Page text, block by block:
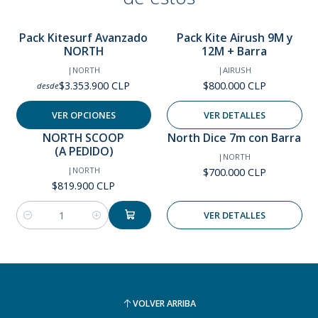
porque muchos buscan este kite para iniciarse en LOS
que con esta vela te caerás menos, así de simple ! El Orbit
Tiene Dacron N-Dure2 de NORTH, más liviano y duradero en
su borde de ataque. Costillas mas livianas y 4 posiciones de
presión de barra!
Pack Kitesurf Avanzado
NORTH
| NORTH
desde$3.353.900 CLP
VER OPCIONES
Agotado
Pack Kite Airush 9M y
12M + Barra
| AIRUSH
$800.000 CLP
VER DETALLES
NORTH SCOOP
(A PEDIDO)
| NORTH
$819.900 CLP
Cantidad
Agotado
North Dice 7m con Barra
| NORTH
$700.000 CLP
VER DETALLES
VOLVER ARRIBA